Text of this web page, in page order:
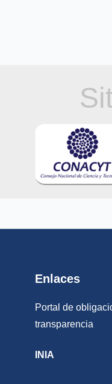
Enlaces
Portal de
transparencia
INIA